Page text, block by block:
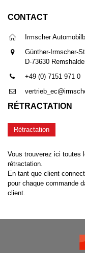
CONTACT
Irmscher
Günther-Irmscher-
D-73630
+49 (0) 7151 971 0
RÉTRACTATION
Rétractation
Vous trouverez ici toutes
rétractation.
En tant que client
pour chaque commande
client.